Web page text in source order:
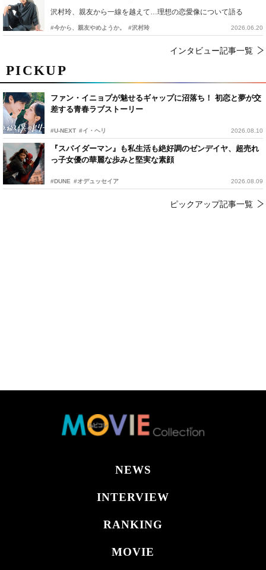
PICKUP
ファン・イニョプが魅せるギャップに沼落ち！ 初恋と夢が交
差する青春ラブストーリー
#U-NEXT #イ・ヘリ 2026.08.10
『スパイダーマン』も私生活も絶好調のゼンデイヤ、超売れ
っ子女優の華麗な歩みと堅実な素顔
#DUNE #オデュッセイア 2026.08.09
ピックアップ記事一覧
沢村玲、親友から一線を越えて…理想の恋愛像について語る
#今から、親友やめようか。 #沢村玲 2026.06.20
インタビュー記事一覧
NEWS
INTERVIEW
RANKING
MOVIE